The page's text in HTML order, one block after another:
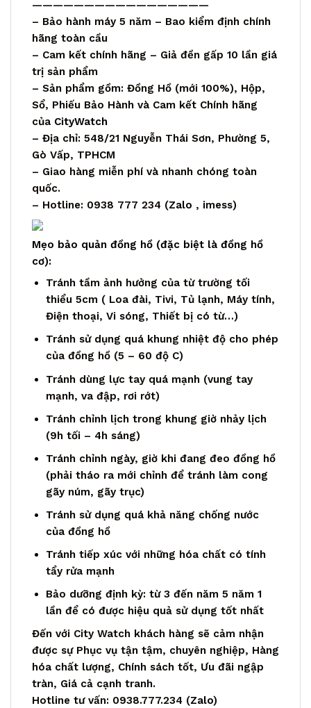
—————————————————
– Bảo hành máy 5 năm – Bao kiểm định chính
hãng toàn cầu
– Cam kết chính hãng – Giả đền gấp 10 lần giá
trị sản phẩm
– Sản phẩm gồm: Đồng Hồ (mới 100%), Hộp,
Sổ, Phiếu Bảo Hành và Cam kết Chính hãng
của CityWatch
– Địa chỉ: 548/21 Nguyễn Thái Sơn, Phường 5,
Gò Vấp, TPHCM
– Giao hàng miễn phí và nhanh chóng toàn
quốc.
– Hotline: 0938 777 234 (Zalo , imess)
Mẹo bảo quản đồng hồ (đặc biệt là đồng hồ
cơ):
Tránh tầm ảnh hưởng của từ trường tối
thiểu 5cm ( Loa đài, Tivi, Tủ lạnh, Máy tính,
Điện thoại, Vi sóng, Thiết bị có từ…)
Tránh sử dụng quá khung nhiệt độ cho phép
của đồng hồ (5 – 60 độ C)
Tránh dùng lực tay quá mạnh (vung tay
mạnh, va đập, rơi rớt)
Tránh chỉnh lịch trong khung giờ nhảy lịch
(9h tối – 4h sáng)
Tránh chỉnh ngày, giờ khi đang đeo đồng hồ
(phải tháo ra mới chỉnh để tránh làm cong
gãy núm, gãy trục)
Tránh sử dụng quá khả năng chống nước
của đồng hồ
Tránh tiếp xúc với những hóa chất có tính
tẩy rửa mạnh
Bảo dưỡng định kỳ: từ 3 đến năm 5 năm 1
lần để có được hiệu quả sử dụng tốt nhất
Đến với City Watch khách hàng sẽ cảm nhận
được sự Phục vụ tận tậm, chuyên nghiệp, Hàng
hóa chất lượng, Chính sách tốt, Ưu đãi ngập
tràn, Giá cả cạnh tranh.
Hotline tư vấn: 0938.777.234 (Zalo)